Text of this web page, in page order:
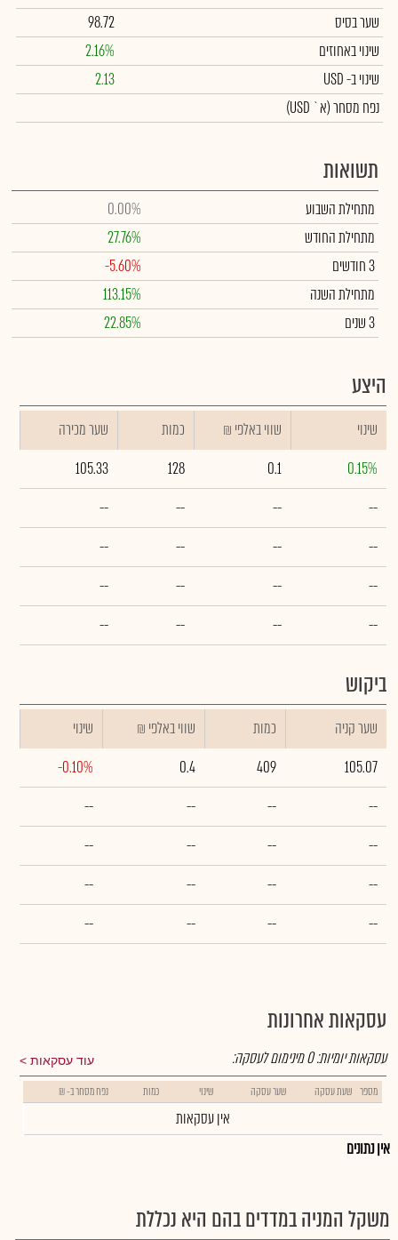
שער בסיס
98.72
שינוי באחוזים
2.16%
שינויב- USD
2.13
נפח מסחר(א` USD)
תשואות
מתחילת השבוע
0.00%
מתחילת החודש
27.76%
3 חודשים
-5.60%
מתחילת השנה
113.15%
3 שנים
22.85%
היצע
שינוי ₪ שווי באלפי כמות
שער מכירה
0.15%
0.1
128
105.33
--
--
--
--
--
--
--
--
--
--
--
--
--
--
--
--
ביקוש
שער קניה כמות ₪ שווי באלפי
שינוי
105.07
409
0.4
-0.10%
--
--
--
--
--
--
--
--
--
--
--
--
--
--
--
--
עסקאות אחרונות
עוד עסקאות עסקאות יומיות:0מינימום לעסקה:
מספר שעת עסקה שער עסקה שינוי כמות נפח מסחר ב- ₪
אין עסקאות
אין נתונים
משקל המניה במדדים בהם היא נכללת